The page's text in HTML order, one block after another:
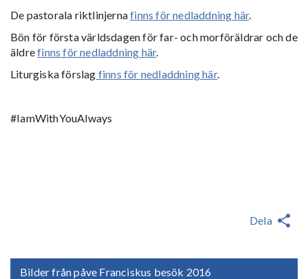
Bilder från påve Franciskus besök 2016
De pastorala riktlinjernafinns för nedladdning här.
Bön för första världsdagen för far- och morföräldrar och de
äldrefinns för nedladdning här.
Liturgiska förslag finns för nedladdning här.
#IamWithYouAlways
Dela